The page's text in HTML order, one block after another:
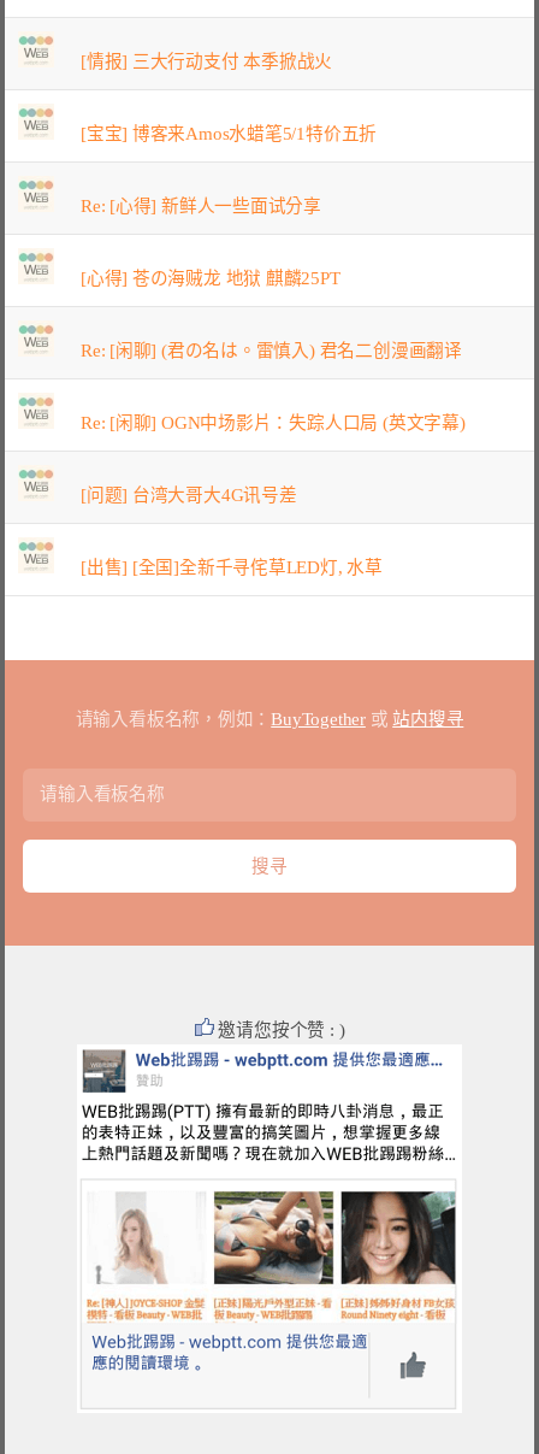
[情报] 三大行动支付 本季掀战火
[宝宝] 博客来Amos水蜡笔5/1特价五折
Re: [心得] 新鲜人一些面试分享
[心得] 苍の海贼龙 地狱 麒麟25PT
Re: [闲聊] (君の名は。雷慎入) 君名二创漫画翻译
Re: [闲聊] OGN中场影片：失踪人口局 (英文字幕)
[问题] 台湾大哥大4G讯号差
[出售] [全国]全新千寻侘草LED灯, 水草
请输入看板名称，例如：BuyTogether或 站内搜寻
邀请您按个赞 : )